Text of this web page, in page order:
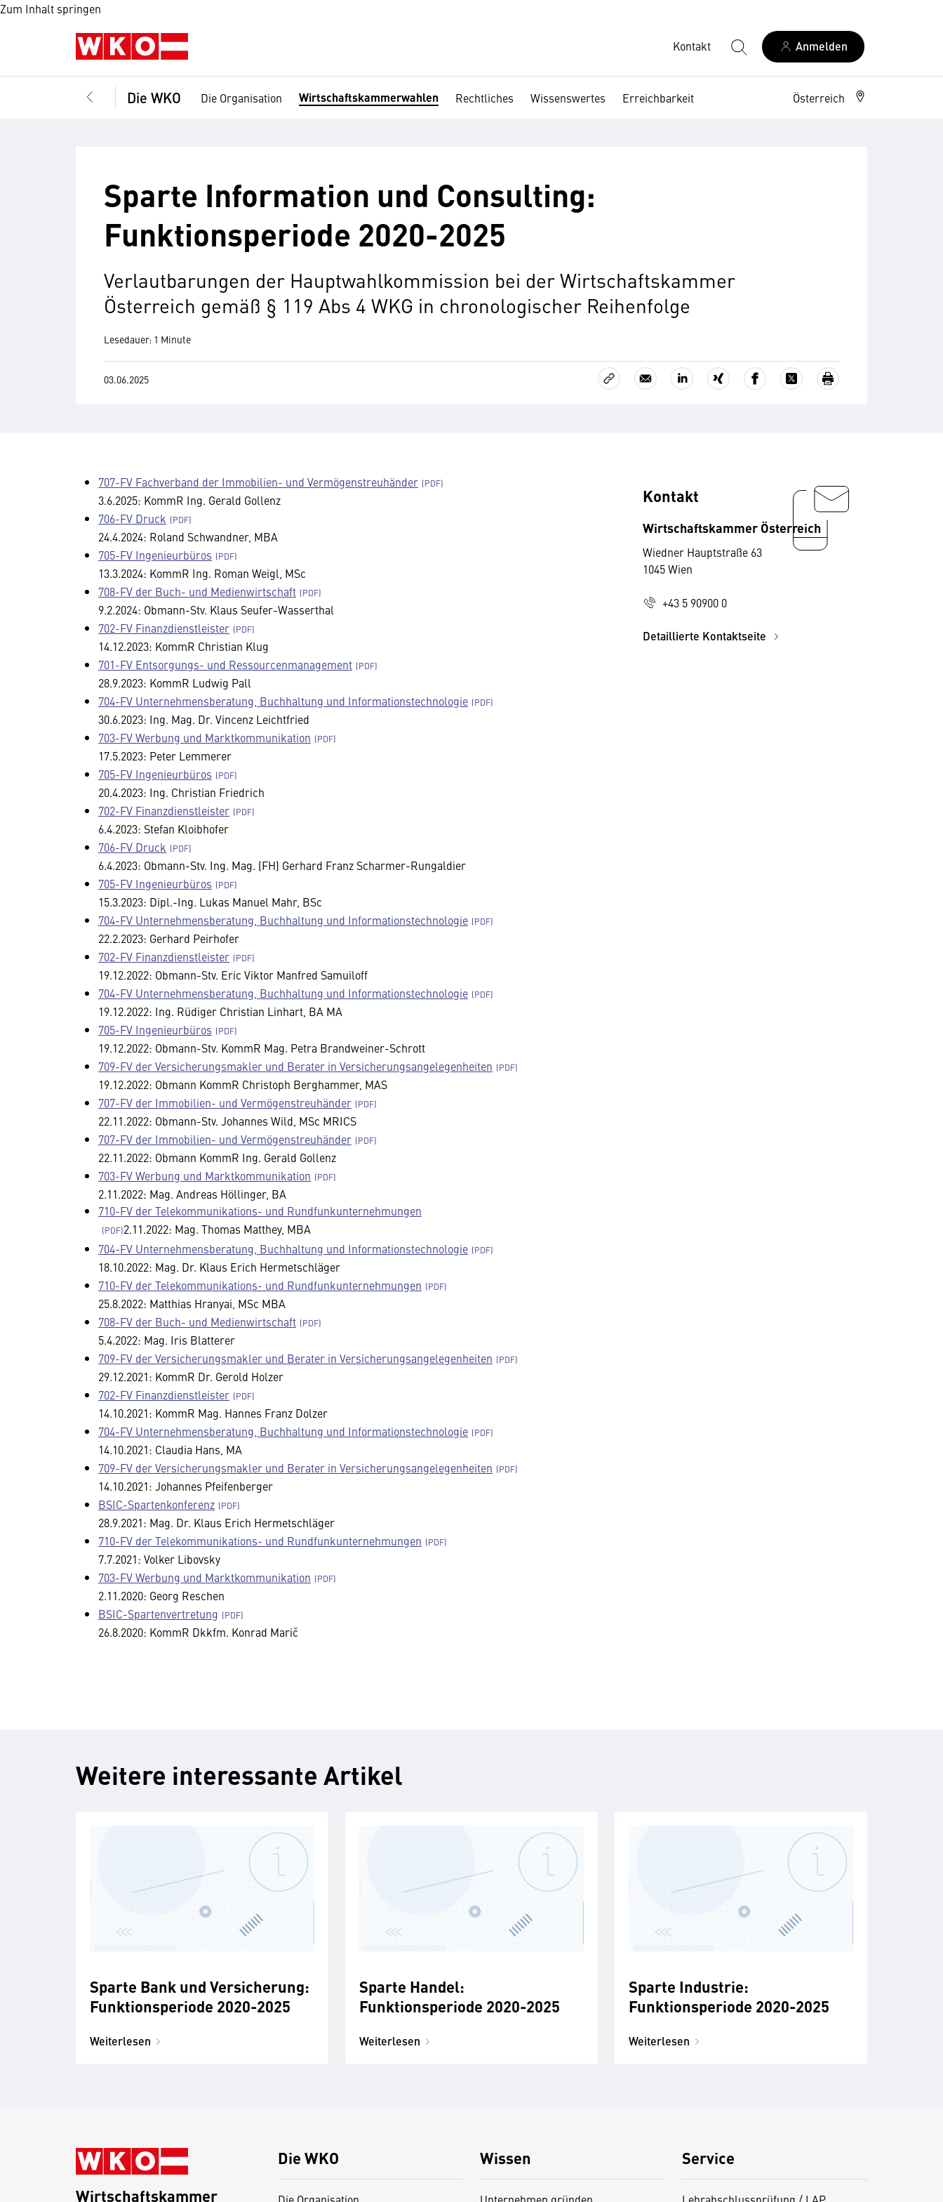
Zum Inhalt springen
Kontakt Anmelden
Die WKO Die Organisation Wirtschaftskammerwahlen Rechtliches Wissenswertes Erreichbarkeit Österreich
Sparte Information und Consulting:
Funktionsperiode 2020-2025
Verlautbarungen der Hauptwahlkommission bei der Wirtschaftskammer
Österreich gemäß § 119 Abs 4 WKG in chronologischer Reihenfolge
Lesedauer: 1 Minute
03.06.2025
707-FV Fachverband der Immobilien- und Vermögenstreuhänder
3.6.2025: KommR Ing. Gerald Gollenz
706-FV Druck
24.4.2024: Roland Schwandner, MBA
705-FV Ingenieurbüros
13.3.2024: KommR Ing. Roman Weigl, MSc
708-FV der Buch- und Medienwirtschaft
9.2.2024: Obmann-Stv. Klaus Seufer-Wasserthal
702-FV Finanzdienstleister
14.12.2023: KommR Christian Klug
701-FV Entsorgungs- und Ressourcenmanagement
28.9.2023: KommR Ludwig Pall
704-FV Unternehmensberatung, Buchhaltung und Informationstechnologie
30.6.2023: Ing. Mag. Dr. Vincenz Leichtfried
703-FV Werbung und Marktkommunikation
17.5.2023: Peter Lemmerer
705-FV Ingenieurbüros
20.4.2023: Ing. Christian Friedrich
702-FV Finanzdienstleister
6.4.2023: Stefan Kloibhofer
706-FV Druck
6.4.2023: Obmann-Stv. Ing. Mag. (FH) Gerhard Franz Scharmer-Rungaldier
705-FV Ingenieurbüros
15.3.2023: Dipl.-Ing. Lukas Manuel Mahr, BSc
704-FV Unternehmensberatung, Buchhaltung und Informationstechnologie
22.2.2023: Gerhard Peirhofer
702-FV Finanzdienstleister
19.12.2022: Obmann-Stv. Eric Viktor Manfred Samuiloff
704-FV Unternehmensberatung, Buchhaltung und Informationstechnologie
19.12.2022: Ing. Rüdiger Christian Linhart, BA MA
705-FV Ingenieurbüros
19.12.2022: Obmann-Stv. KommR Mag. Petra Brandweiner-Schrott
709-FV der Versicherungsmakler und Berater in Versicherungsangelegenheiten
19.12.2022: Obmann KommR Christoph Berghammer, MAS
707-FV der Immobilien- und Vermögenstreuhänder
22.11.2022: Obmann-Stv. Johannes Wild, MSc MRICS
707-FV der Immobilien- und Vermögenstreuhänder
22.11.2022: Obmann KommR Ing. Gerald Gollenz
703-FV Werbung und Marktkommunikation
2.11.2022: Mag. Andreas Höllinger, BA
710-FV der Telekommunikations- und Rundfunkunternehmungen
2.11.2022: Mag. Thomas Matthey, MBA
704-FV Unternehmensberatung, Buchhaltung und Informationstechnologie
18.10.2022: Mag. Dr. Klaus Erich Hermetschläger
710-FV der Telekommunikations- und Rundfunkunternehmungen
25.8.2022: Matthias Hranyai, MSc MBA
708-FV der Buch- und Medienwirtschaft
5.4.2022: Mag. Iris Blatterer
709-FV der Versicherungsmakler und Berater in Versicherungsangelegenheiten
29.12.2021: KommR Dr. Gerold Holzer
702-FV Finanzdienstleister
14.10.2021: KommR Mag. Hannes Franz Dolzer
704-FV Unternehmensberatung, Buchhaltung und Informationstechnologie
14.10.2021: Claudia Hans, MA
709-FV der Versicherungsmakler und Berater in Versicherungsangelegenheiten
14.10.2021: Johannes Pfeifenberger
BSIC-Spartenkonferenz
28.9.2021: Mag. Dr. Klaus Erich Hermetschläger
710-FV der Telekommunikations- und Rundfunkunternehmungen
7.7.2021: Volker Libovsky
703-FV Werbung und Marktkommunikation
2.11.2020: Georg Reschen
BSIC-Spartenvertretung
26.8.2020: KommR Dkkfm. Konrad Marič
Kontakt
Wirtschaftskammer Österreich
Wiedner Hauptstraße 63
1045 Wien
+43 5 90900 0
Detaillierte Kontaktseite
Weitere interessante Artikel
Sparte Bank und Versicherung:
Funktionsperiode 2020-2025
Weiterlesen
Sparte Handel:
Funktionsperiode 2020-2025
Weiterlesen
Sparte Industrie:
Funktionsperiode 2020-2025
Weiterlesen
Die WKO Wissen Service
Wirtschaftskammer